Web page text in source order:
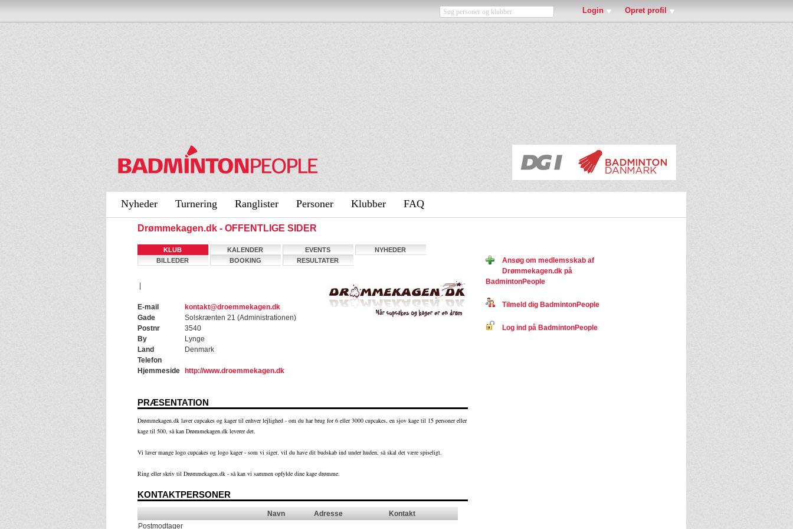
Login Opret profil
Nyheder Turnering Ranglister Personer Klubber FAQ
Drømmekagen.dk - OFFENTLIGE SIDER
KLUB KALENDER EVENTS
NYHEDER
BILLEDER
BOOKING RESULTATER
E-mail
kontakt@droemmekagen.dk
Gade
Solskrænten 21 (Administrationen)
Postnr
3540
By
Lynge
Land
Denmark
Telefon
Hjemmeside
http://www.droemmekagen.dk
PRÆSENTATION
Drømmekagen.dk laver cupcakes og kager til enhver lejlighed - om du har brug for 6 eller 3000 cupcakes, en sjov kage til 15 personer eller
kage til 500, så kan Drømmekagen.dk leverer det.
Vi laver mange logo cupcakes og logo kager - som vi siger, vil du have dit budskab ind under huden, så skal det være spiseligt.
Ring eller skriv til Drømmekagen.dk - så kan vi sammen opfylde dine kage drømme.
KONTAKTPERSONER
Navn Adresse
Kontakt
Postmodtager
Ansøg om medlemsskab af
Drømmekagen.dk på
BadmintonPeople
Tilmeld dig BadmintonPeople
Log ind på BadmintonPeople